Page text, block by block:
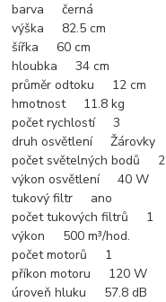
barva černá
výška 82.5 cm
šířka 60 cm
hloubka 34 cm
průměr odtoku 12 cm
hmotnost 11.8 kg
počet rychlostí 3
druh osvětlení Žárovky
počet světelných bodů 2
výkon osvětlení 40 W
tukový filtr ano
počet tukových filtrů 1
výkon 500 m³/hod.
počet motorů 1
příkon motoru 120 W
úroveň hluku 57.8 dB